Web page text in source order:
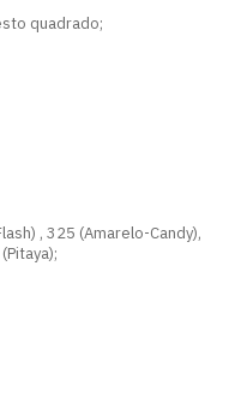
quadrado;
, 325 (Amarelo-Candy),